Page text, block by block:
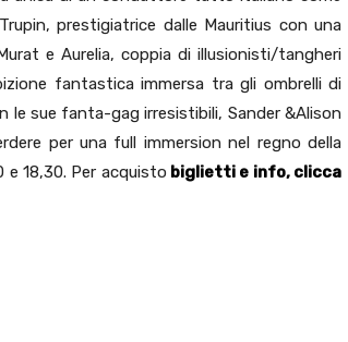
prestigiatrice dalle Mauritius con una
e Aurelia, coppia di illusionisti/tangheri
fantastica immersa tra gli ombrelli di
le sue fanta-gag irresistibili, Sander &Alison
per una full immersion nel regno della
e 18,30. Per acquisto biglietti e info, clicca